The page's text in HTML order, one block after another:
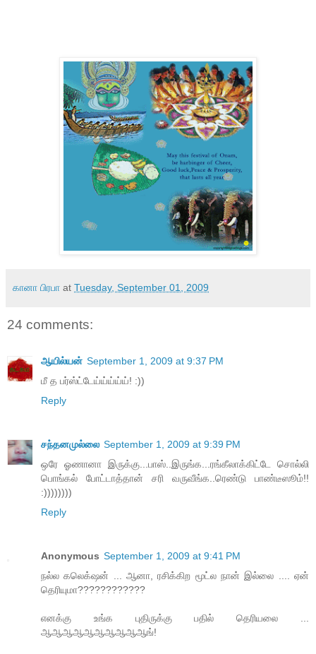
கானா பிரபா at Tuesday, September 01, 2009
24 comments:
ஆயில்யன் September 1, 2009 at 9:37 PM
மீ த பர்ஸ்ட்டேய்ய்ய்ய்ய்! :))
Reply
சந்தனமுல்லை September 1, 2009 at 9:39 PM
ஒரே ஓணானா இருக்கு...பாஸ்..இருங்க...ரங்கீலாக்கிட்டே சொல்லி
பொங்கல் போட்டாத்தான் சரி வருவீங்க..ரெண்டு பாண்டீஸூம்!!
:))))))))
Reply
Anonymous September 1, 2009 at 9:41 PM
நல்ல கலெக்‌ஷன் ... ஆனா, ரசிக்கிற மூட்ல நான் இல்லை .... ஏன்
தெரியுமா????????????
எனக்கு உங்க புதிருக்கு பதில் தெரியலை ...
ஆஆஆஆஆஆஆஆஆஆங்!